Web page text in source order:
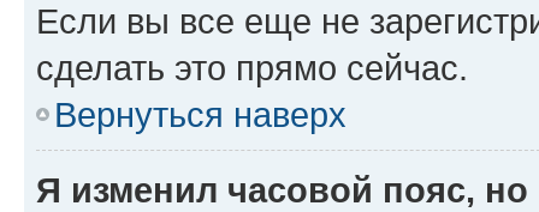
Если вы все еще не
сделать это прямо сейчас.
Вернуться наверх
Я изменил часовой пояс,